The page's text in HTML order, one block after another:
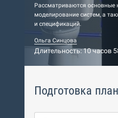
Рассматриваются основные
моделирование систем, а
и спецификаций.
Ольга Синцова
Длительность: 10 часов
Подготовка